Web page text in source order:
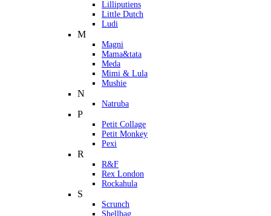
Lilliputiens
Little Dutch
Ludi
M
Magni
Mama&tata
Meda
Mimi & Lula
Mushie
N
Natruba
P
Petit Collage
Petit Monkey
Pexi
R
R&F
Rex London
Rockahula
S
Scrunch
Shellbag